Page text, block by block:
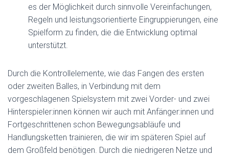
es der Möglichkeit durch sinnvolle Vereinfachungen,
Regeln und leistungsorientierte Eingruppierungen, eine
Spielform zu finden, die die Entwicklung optimal
unterstützt.
Durch die Kontrollelemente, wie das Fangen des ersten
oder zweiten Balles, in Verbindung mit dem
vorgeschlagenen Spielsystem mit zwei Vorder- und zwei
Hinterspieler:innen können wir auch mit Anfänger:innen und
Fortgeschrittenen schon Bewegungsabläufe und
Handlungsketten trainieren, die wir im späteren Spiel auf
dem Großfeld benötigen. Durch die niedrigeren Netze und